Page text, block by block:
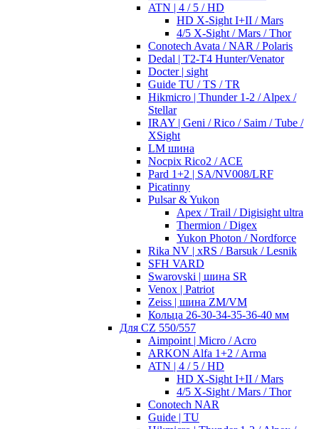
ATN | 4 / 5 / HD
HD X-Sight I+II / Mars
4/5 X-Sight / Mars / Thor
Conotech Avata / NAR / Polaris
Dedal | T2-T4 Hunter/Venator
Docter | sight
Guide TU / TS / TR
Hikmicro | Thunder 1-2 / Alpex /
Stellar
IRAY | Geni / Rico / Saim / Tube /
XSight
LM шина
Nocpix Rico2 / ACE
Pard 1+2 | SA/NV008/LRF
Picatinny
Pulsar & Yukon
Apex / Trail / Digisight ultra
Thermion / Digex
Yukon Photon / Nordforce
Rika NV | xRS / Barsuk / Lesnik
SFH VARD
Swarovski | шина SR
Venox | Patriot
Zeiss | шина ZM/VM
Кольца 26-30-34-35-36-40 мм
Для CZ 550/557
Aimpoint | Micro / Acro
ARKON Alfa 1+2 / Arma
ATN | 4 / 5 / HD
HD X-Sight I+II / Mars
4/5 X-Sight / Mars / Thor
Conotech NAR
Guide | TU